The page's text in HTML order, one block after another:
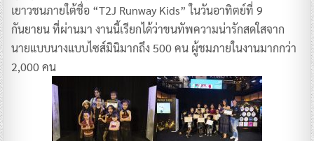
เยาวชนภายใต้ชื่อ “T2J Runway Kids” ในวันอาทิตย์ที่ 9
กันยายน ที่ผ่านมา งานนี้เรียกได้ว่าขนทัพความน่ารักสดใสจาก
นายแบบนางแบบไซส์มินิมากถึง 500 คน ผู้ชมภายในงานมากกว่า
2,000 คน